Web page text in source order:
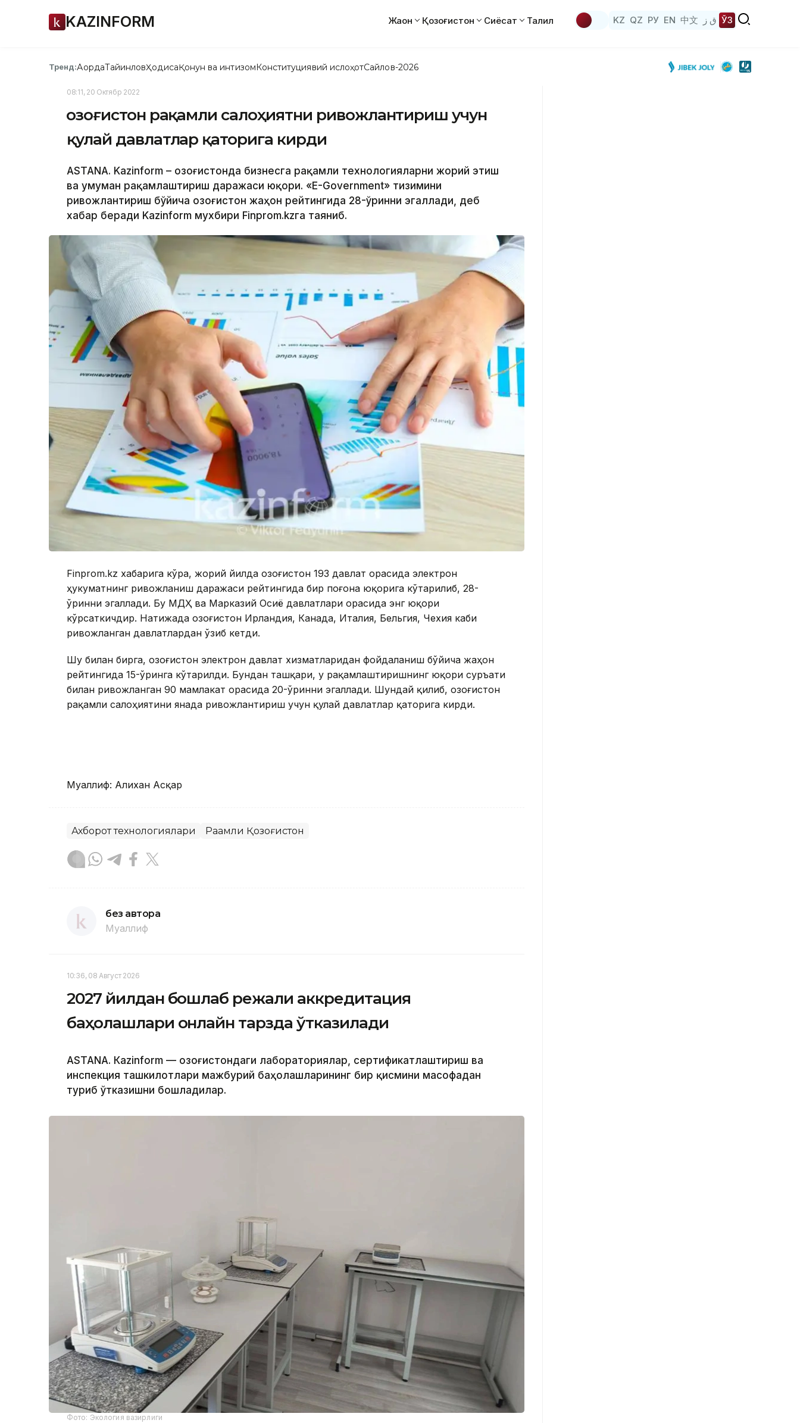
KAZINFORM Жаҳон Қозоғистон Сиёсат Таҳлил KZ QZ РУ EN 中文 ق ز ЎЗ
Тренд:АқордаТайинловҲодисаҚонун ва интизомКонституциявий ислоҳотСайлов-2026
08:11, 20 Октябр 2022
Қозоғистон рақамли салоҳиятни ривожлантириш учун
қулай давлатлар қаторига кирди
ASTANA. Kazinform – Қозоғистонда бизнесга рақамли технологияларни жорий этиш
ва умуман рақамлаштириш даражаси юқори. «E-Government» тизимини
ривожлантириш бўйича Қозоғистон жаҳон рейтингида 28-ўринни эгаллади, деб
хабар беради Kazinform мухбири Finprom.kzга таяниб.
Finprom.kz хабарига кўра, жорий йилда Қозоғистон 193 давлат орасида электрон
ҳукуматнинг ривожланиш даражаси рейтингида бир поғона юқорига кўтарилиб, 28-
ўринни эгаллади. Бу МДҲ ва Марказий Осиё давлатлари орасида энг юқори
кўрсаткичдир. Натижада Қозоғистон Ирландия, Канада, Италия, Бельгия, Чехия каби
ривожланган давлатлардан ўзиб кетди.
Шу билан бирга, Қозоғистон электрон давлат хизматларидан фойдаланиш бўйича жаҳон
рейтингида 15-ўринга кўтарилди. Бундан ташқари, у рақамлаштиришнинг юқори суръати
билан ривожланган 90 мамлакат орасида 20-ўринни эгаллади. Шундай қилиб, Қозоғистон
рақамли салоҳиятини янада ривожлантириш учун қулай давлатлар қаторига кирди.
Муаллиф: Алихан Асқар
Ахборот технологиялари Рақамли Қозоғистон
без автора
Муаллиф
10:36, 08 Август 2026
2027 йилдан бошлаб режали аккредитация
баҳолашлари онлайн тарзда ўтказилади
ASTANА. Кazinform — Қозоғистондаги лабораториялар, сертификатлаштириш ва
инспекция ташкилотлари мажбурий баҳолашларининг бир қисмини масофадан
туриб ўтказишни бошладилар.
Фото: Экология вазирлиги